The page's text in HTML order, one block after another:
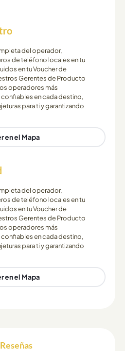
del operador,
de teléfono locales en tu
en tu Voucher de
Gerentes de Producto
operadores más
en cada destino,
para ti y garantizando
en el Mapa
del operador,
de teléfono locales en tu
en tu Voucher de
Gerentes de Producto
operadores más
en cada destino,
para ti y garantizando
en el Mapa
Reseñas